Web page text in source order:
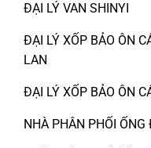
ĐẠI LÝ VAN SHINYI
ĐẠI LÝ XỐP BẢO ÔN
LAN
ĐẠI LÝ XỐP BẢO ÔN
NHÀ PHÂN PHỐI